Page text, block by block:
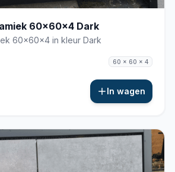
60x60x4 Dark
60x60x4 in kleur Dark
60 x 60 x 4
In wagen